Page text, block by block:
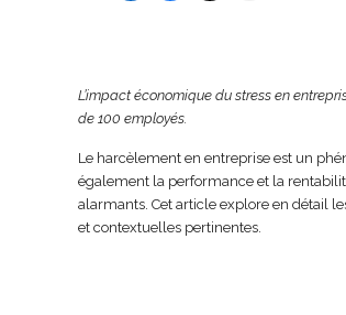
L’impact économique du stress en
de 100 employés.
Le harcèlement en entreprise est un
également la performance et la
alarmants. Cet article explore en détail
et contextuelles pertinentes.